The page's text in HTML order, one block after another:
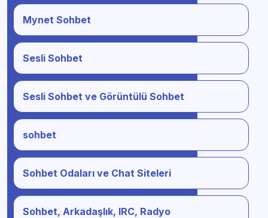
Mynet Sohbet
Sesli Sohbet
Sesli Sohbet ve Görüntülü Sohbet
sohbet
Sohbet Odaları ve Chat Siteleri
Sohbet, Arkadaşlık, IRC, Radyo